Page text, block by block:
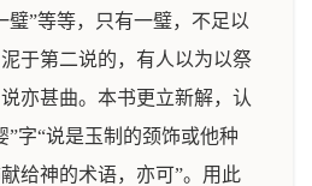
璧”等等，只有一璧，不足以
于第二说的，有人以为以祭
亦甚曲。本书更立新解，认
”字“说是玉制的颈饰或他种
给神的术语，亦可”。用此